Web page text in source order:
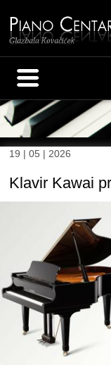
19 | 05 | 2026
Klavir Kawai